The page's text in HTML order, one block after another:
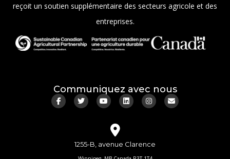
reçoit un soutien supplémentaire des secteurs agricole et des
entreprises.
Communiquez avec nous
1255-B, avenue Clarence